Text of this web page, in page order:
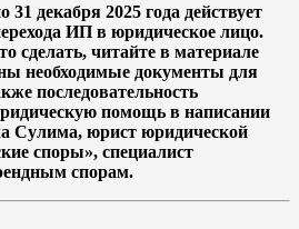
31 декабря 2025 года действует
ИП в юридическое лицо.
сделать, читайте в материале
необходимые документы для
последовательность
помощь в написании
Сулима, юрист юридической
споры», специалист
спорам.